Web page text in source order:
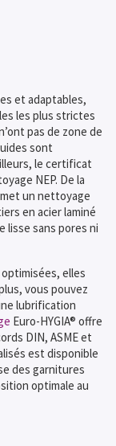
et adaptables,
les plus strictes
pas de zone de
sont
le certificat
NEP. De la
un nettoyage
en acier laminé
lisse sans pores ni
elles
vous pouvez
lubrification
Euro-HYGIA® offre
DIN, ASME et
est disponible
des garnitures
optimale au